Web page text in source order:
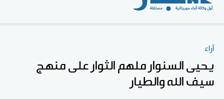
آراء
يحيى السنوار ملهم الثوار على منهج
سيف الله والطيار